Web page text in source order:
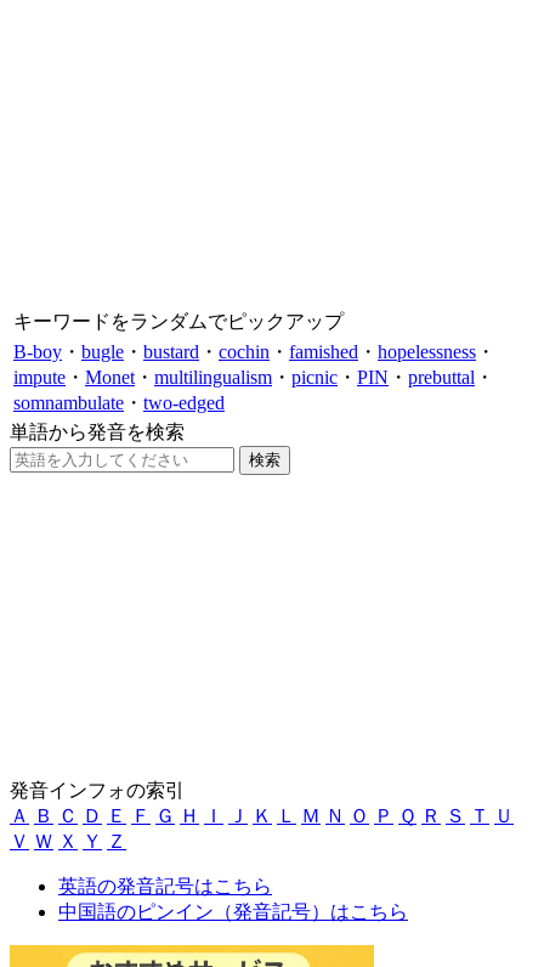
キーワードをランダムでピックアップ
B-boy ・ bugle ・ bustard ・ cochin ・ famished ・ hopelessness ・
impute ・ Monet ・ multilingualism ・ picnic ・ PIN ・ prebuttal ・
somnambulate ・ two-edged
単語から発音を検索
発音インフォの索引
Ａ
Ｂ Ｃ Ｄ Ｅ Ｆ Ｇ Ｈ Ｉ Ｊ Ｋ Ｌ Ｍ Ｎ Ｏ Ｐ Ｑ Ｒ Ｓ Ｔ
Ｕ
Ｖ Ｗ Ｘ Ｙ Ｚ
英語の発音記号はこちら
中国語のピンイン（発音記号）はこちら